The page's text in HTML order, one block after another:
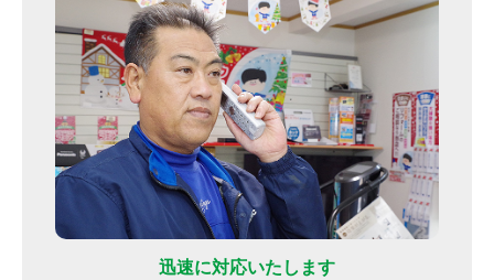
迅速に対応いたします